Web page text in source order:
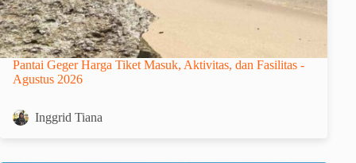
Pantai Geger Harga Tiket Masuk, Aktivitas, dan Fasilitas -
Agustus 2026
Inggrid Tiana